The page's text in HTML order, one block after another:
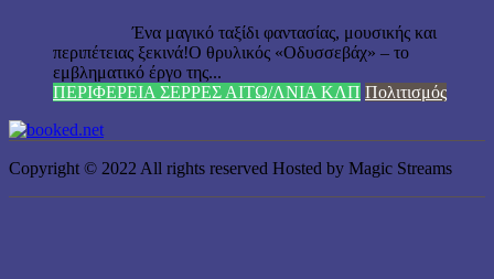
Ένα μαγικό ταξίδι φαντασίας, μουσικής και
περιπέτειας ξεκινά!Ο θρυλικός «Οδυσσεβάχ» – το
εμβληματικό έργο της...
ΠΕΡΙΦΕΡΕΙΑ ΣΕΡΡΕΣ ΑΙΤΩ/ΛΝΙΑ ΚΛΠ Πολιτισμός
Copyright © 2022 All rights reserved Hosted by Magic Streams